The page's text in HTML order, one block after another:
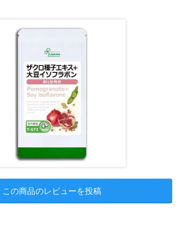
この商品のレビューを投稿